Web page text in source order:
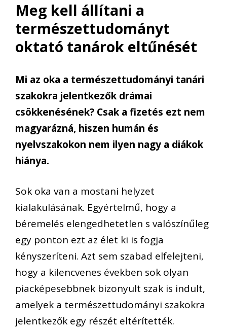
Meg kell állítani a
természettudományt
oktató tanárok eltűnését
Mi az oka a természettudományi tanári
szakokra jelentkezők drámai
csökkenésének? Csak a fizetés ezt nem
magyarázná, hiszen humán és
nyelvszakokon nem ilyen nagy a diákok
hiánya.
Sok oka van a mostani helyzet
kialakulásának. Egyértelmű, hogy a
béremelés elengedhetetlen s valószínűleg
egy ponton ezt az élet ki is fogja
kényszeríteni. Azt sem szabad elfelejteni,
hogy a kilencvenes években sok olyan
piacképesebbnek bizonyult szak is indult,
amelyek a természettudományi szakokra
jelentkezők egy részét eltérítették.